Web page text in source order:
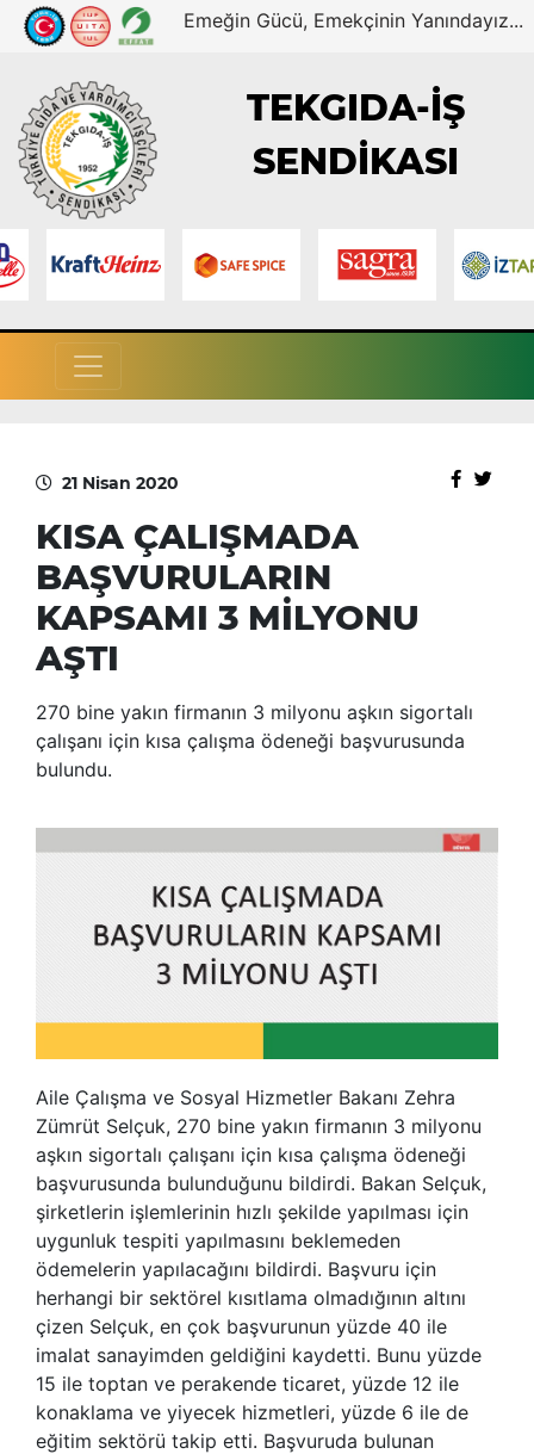
Emeğin Gücü, Emekçinin Yanındayız...
TEKGIDA-İŞ
SENDİKASI
21 Nisan 2020
KISA ÇALIŞMADA
BAŞVURULARIN
KAPSAMI 3 MİLYONU
AŞTI
270 bine yakın firmanın 3 milyonu aşkın sigortalı
çalışanı için kısa çalışma ödeneği başvurusunda
bulundu.
Aile Çalışma ve Sosyal Hizmetler Bakanı Zehra
Zümrüt Selçuk, 270 bine yakın firmanın 3 milyonu
aşkın sigortalı çalışanı için kısa çalışma ödeneği
başvurusunda bulunduğunu bildirdi. Bakan Selçuk,
şirketlerin işlemlerinin hızlı şekilde yapılması için
uygunluk tespiti yapılmasını beklemeden
ödemelerin yapılacağını bildirdi. Başvuru için
herhangi bir sektörel kısıtlama olmadığının altını
çizen Selçuk, en çok başvurunun yüzde 40 ile
imalat sanayimden geldiğini kaydetti. Bunu yüzde
15 ile toptan ve perakende ticaret, yüzde 12 ile
konaklama ve yiyecek hizmetleri, yüzde 6 ile de
eğitim sektörü takip etti. Başvuruda bulunan